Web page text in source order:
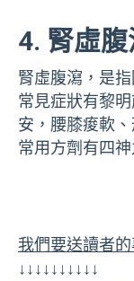
4. 腎虛
腎虛腹瀉，是
常見症狀有黎
安，腰膝痠軟
常用方劑有四神
我們要送讀者
↓↓↓↓↓↓↓↓↓↓